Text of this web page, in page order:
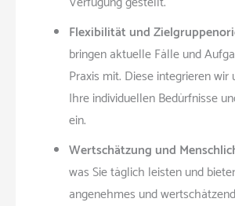
Flexibilität und
bringen aktuelle Fälle und
Praxis mit. Diese integrieren wir
Ihre individuellen Bedürfnisse
ein.
Wertschätzung und
was Sie täglich leisten und
angenehmes und